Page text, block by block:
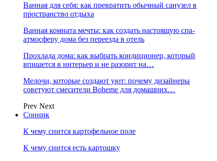
Ванная для себя: как превратить обычный санузел в
пространство отдыха
Ванная комната мечты: как создать настоящую спа-
атмосферу дома без переезда в отель
Прохлада дома: как выбрать кондиционер, который
впишется в интерьер и не разорит на…
Мелочи, которые создают уют: почему дизайнеры
советуют смесители Boheme для домашних…
Prev Next
Сонник
К чему снится картофельное поле
К чему снится есть картошку